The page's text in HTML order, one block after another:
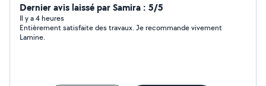
Dernier avis laissé par Samira : 5/5
Il y a 4 heures
Entièrement satisfaite des travaux. Je recommande vivement
Lamine.